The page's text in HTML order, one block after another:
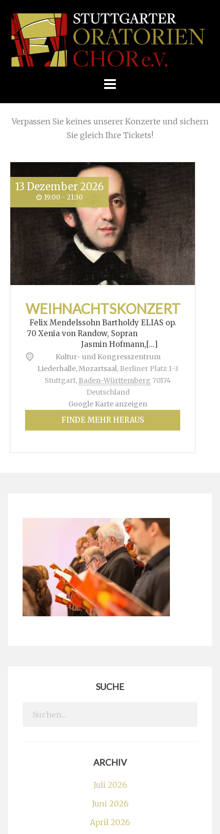
Skip
E.V.
Home Requiem: Karl Jenkins »
Verpassen Sie keines unserer Konzerte und sichern
Sie gleich Ihre Tickets!
13 Dezember 2026
19:00 - 21:30
WEIHNACHTSKONZERT
Felix Mendelssohn Bartholdy ELIAS op.
70 Xenia von Randow, Sopran
Jasmin Hofmann,[...]
Kultur- und Kongresszentrum
Liederhalle, Mozartsaal, Berliner Platz 1-3
Stuttgart, Baden-Württemberg 70174
Deutschland
Google Karte anzeigen
FINDE MEHR HERAUS
SUCHE
Search
ARCHIV
Juli 2026
Juni 2026
April 2026